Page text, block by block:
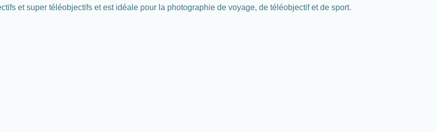
et super téléobjectifs et est idéale pour la photographie de voyage, de téléobjectif et de sport.